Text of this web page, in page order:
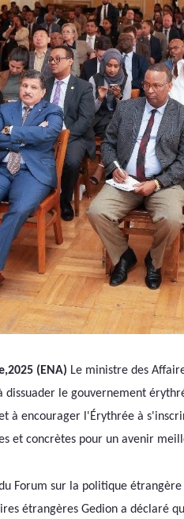
(ENA) Le ministre des
le gouvernement
à encourager l'Érythrée à
et concrètes pour un avenir
Forum sur la politique
étrangères Gedion a déclaré